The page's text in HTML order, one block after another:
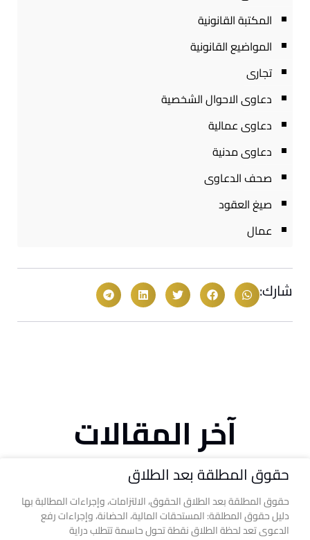
المكتبة القانونية
المواضيع القانونية
تجارى
دعاوى الاحوال الشخصية
دعاوى عمالية
دعاوى مدنية
صحف الدعاوى
صيغ العقود
عمال
شارك:
آخر المقالات
حقوق المطلقة بعد الطلاق
حقوق المطلقة بعد الطلاق الحقوق، الالتزامات، وإجراءات المطالبة بها
دليل حقوق المطلقة: المستحقات المالية، الحضانة، وإجراءات رفع
الدعوى تعد لحظة الطلاق نقطة تحول حاسمة تتطلب دراية